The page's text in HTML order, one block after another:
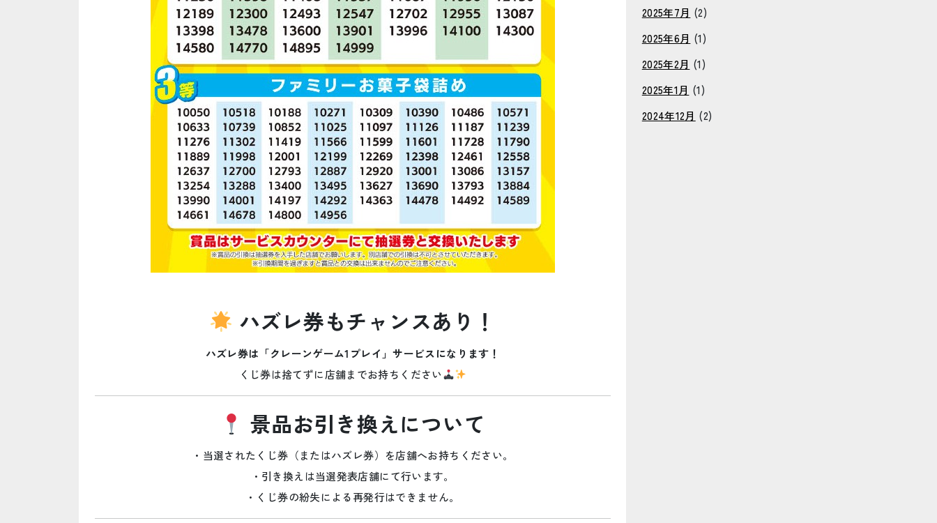
ハズレ券もチャンスあり！
ハズレ券は「クレーンゲーム1プレイ」サービスになります！
くじ券は捨てずに店舗までお持ちください
景品お引き換えについて
・当選されたくじ券（またはハズレ券）を店舗へお持ちください。
・引き換えは当選発表店舗にて行います。
・くじ券の紛失による再発行はできません。
2025年7月 (2)
2025年6月 (1)
2025年2月 (1)
2025年1月 (1)
2024年12月 (2)